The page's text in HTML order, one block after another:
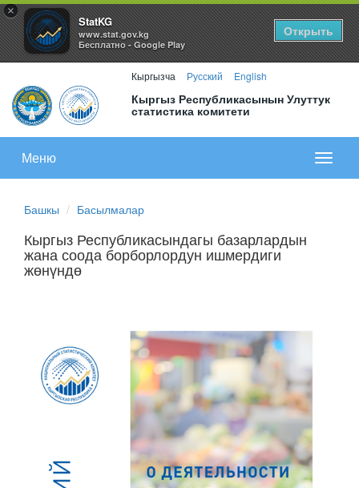
×
StatKG
www.stat.gov.kg
Бесплатно - Google Play
Открыть
Кыргызча Русский English
Кыргыз Республикасынын Улуттук
статистика комитети
меню
Меню
Башкы Басылмалар
Кыргыз Республикасындагы базарлардын
жана соода борборлордун ишмердиги
жөнүндө